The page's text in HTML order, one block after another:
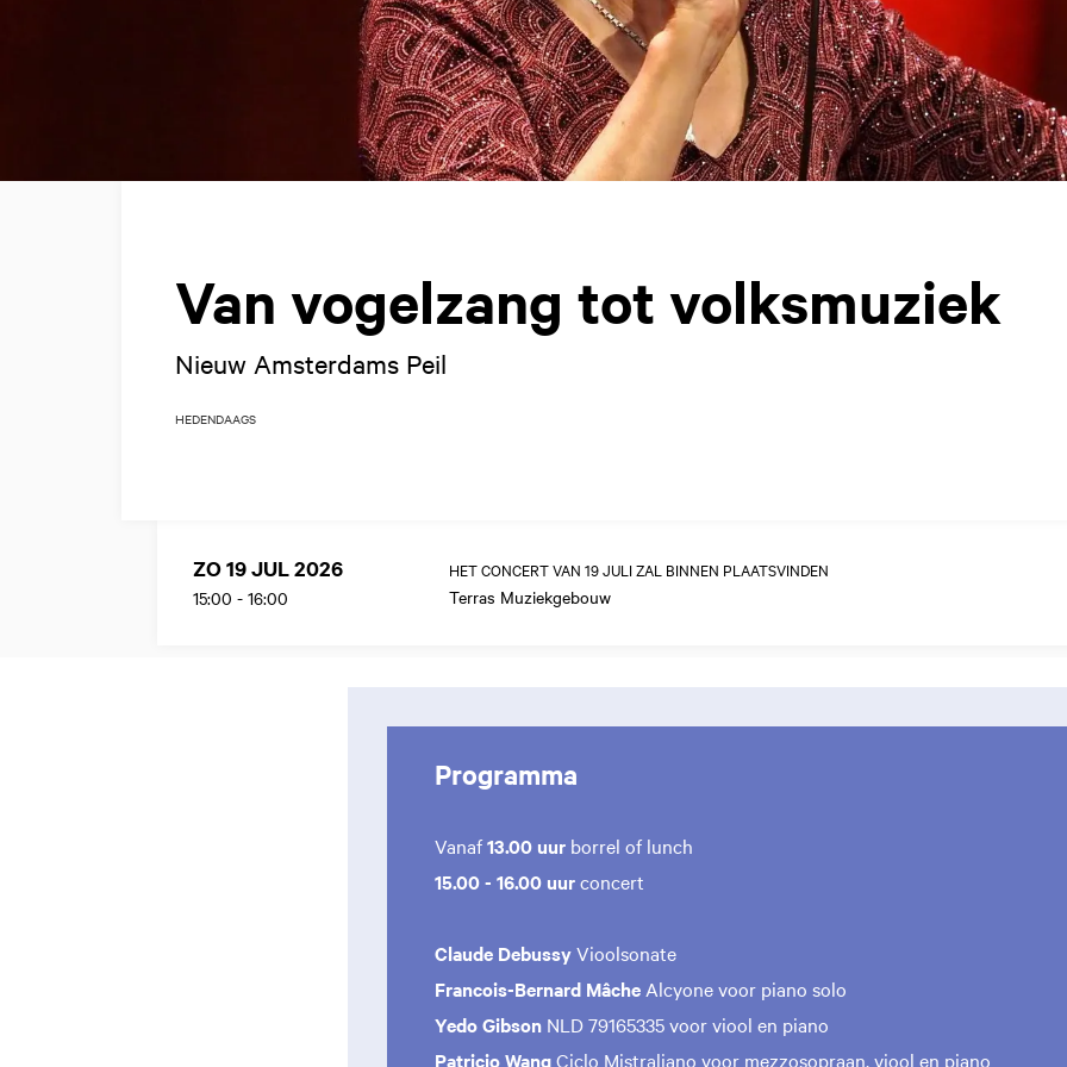
Van vogelzang tot volksmuziek
Nieuw Amsterdams Peil
HEDENDAAGS
ZO 19 JUL 2026
15:00 - 16:00
HET CONCERT VAN 19 JULI ZAL BINNEN PLAATSVINDEN
Terras Muziekgebouw
Programma
Vanaf13.00 uur borrel of lunch
15.00 - 16.00 uurconcert
Claude DebussyVioolsonate
Francois-Bernard Mâche Alcyone voor piano solo
Yedo Gibson NLD 79165335 voor viool en piano
Patricio WangCiclo Mistraliano voor mezzosopraan, viool en piano